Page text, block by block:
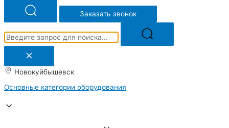
Заказать звонок
Новокуйбышевск
Основные категории оборудования